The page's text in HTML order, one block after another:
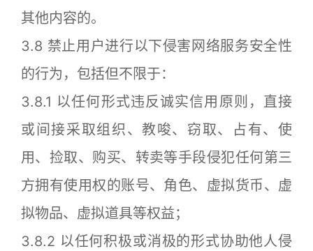
其他内容的。
3.8 禁止用户进行以下侵害网络服务安全性
的行为，包括但不限于：
3.8.1 以任何形式违反诚实信用原则，直接
或间接采取组织、教唆、窃取、占有、使
用、捡取、购买、转卖等手段侵犯任何第三
方拥有使用权的账号、角色、虚拟货币、虚
拟物品、虚拟道具等权益；
3.8.2 以任何积极或消极的形式协助他人侵